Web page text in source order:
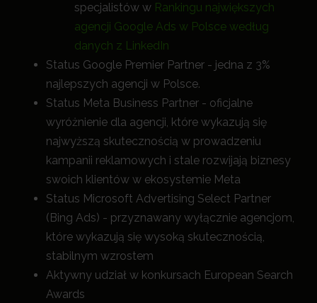
specjalistów w Rankingu największych
agencji Google Ads w Polsce według
danych z LinkedIn
Status Google Premier Partner - jedna z 3%
najlepszych agencji w Polsce.
Status Meta Business Partner - oficjalne
wyróżnienie dla agencji, które wykazują się
najwyższą skutecznością w prowadzeniu
kampanii reklamowych i stale rozwijają biznesy
swoich klientów w ekosystemie Meta
Status Microsoft Advertising Select Partner
(Bing Ads) - przyznawany wyłącznie agencjom,
które wykazują się wysoką skutecznością,
stabilnym wzrostem
Aktywny udział w konkursach European Search
Awards